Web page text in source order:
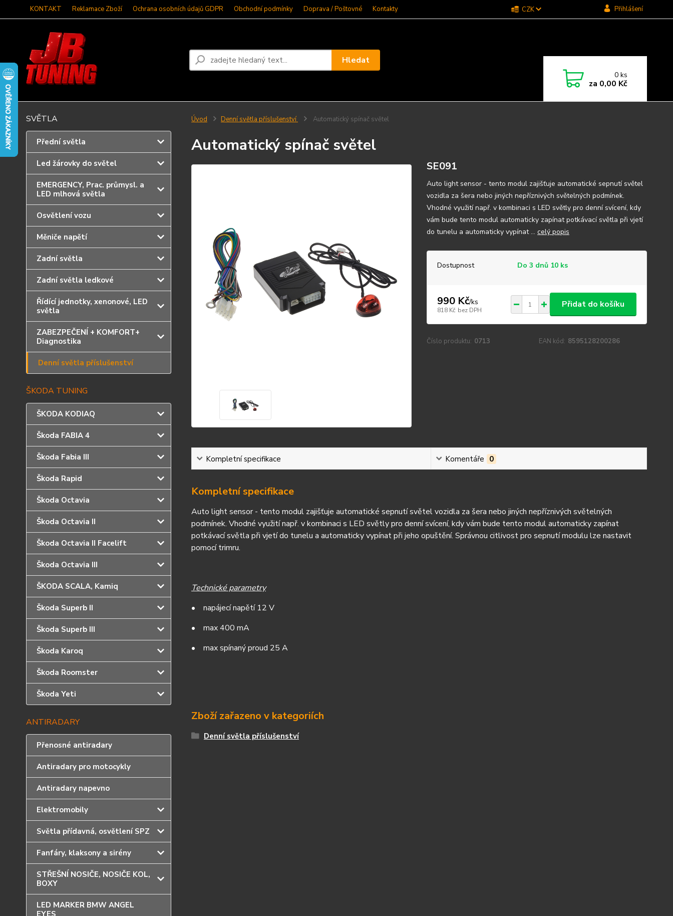
KONTAKT Reklamace Zboží Ochrana osobních údajů GDPR Obchodní podmínky Doprava / Poštovné Kontakty CZK Přihlášení
Hledat
0ks
za 0,00 Kč
SVĚTLA
Přední světla
Led žárovky do světel
EMERGENCY, Prac. průmysl. a
LED mlhová světla
Osvětlení vozu
Měniče napětí
Zadní světla
Zadní světla ledkové
Řídící jednotky, xenonové, LED
světla
ZABEZPEČENÍ + KOMFORT+
Diagnostika
Denní světla příslušenství
ŠKODA TUNING
ŠKODA KODIAQ
Škoda FABIA 4
Škoda Fabia III
Škoda Rapid
Škoda Octavia
Škoda Octavia II
Škoda Octavia II Facelift
Škoda Octavia III
ŠKODA SCALA, Kamiq
Škoda Superb II
Škoda Superb III
Škoda Karoq
Škoda Roomster
Škoda Yeti
ANTIRADARY
Přenosné antiradary
Antiradary pro motocykly
Antiradary napevno
Elektromobily
Světla přídavná, osvětlení SPZ
Fanfáry, klaksony a sirény
STŘEŠNÍ NOSIČE, NOSIČE KOL,
BOXY
LED MARKER BMW ANGEL
EYES
Úvod Denní světla příslušenství Automatický spínač světel
Automatický spínač světel
SE091
Auto light sensor - tento modul zajišťuje automatické sepnutí světel
vozidla za šera nebo jiných nepříznivých světelných podmínek.
Vhodné využití např. v kombinaci s LED světly pro denní svícení, kdy
vám bude tento modul automaticky zapínat potkávací světla při vjetí
do tunelu a automaticky vypínat ... celý popis
Dostupnost Do 3 dnů 10 ks
990 Kč/ks
818 Kč bez DPH
Přidat do košíku
Číslo produktu: 0713 EAN kód: 8595128200286
Kompletní specifikace Komentáře 0
Kompletní specifikace
Auto light sensor - tento modul zajišťuje automatické sepnutí světel vozidla za šera nebo jiných nepříznivých světelných
podmínek. Vhodné využití např. v kombinaci s LED světly pro denní svícení, kdy vám bude tento modul automaticky zapínat
potkávací světla při vjetí do tunelu a automaticky vypínat při jeho opuštění. Správnou citlivost pro sepnutí modulu lze nastavit
pomocí trimru.
Technické parametry
• napájecí napětí 12 V
• max 400 mA
• max spínaný proud 25 A
Zboží zařazeno v kategoriích
Denní světla příslušenství